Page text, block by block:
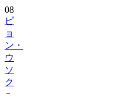
08
ピ
ョ
ン・
ウ
ソ
ク